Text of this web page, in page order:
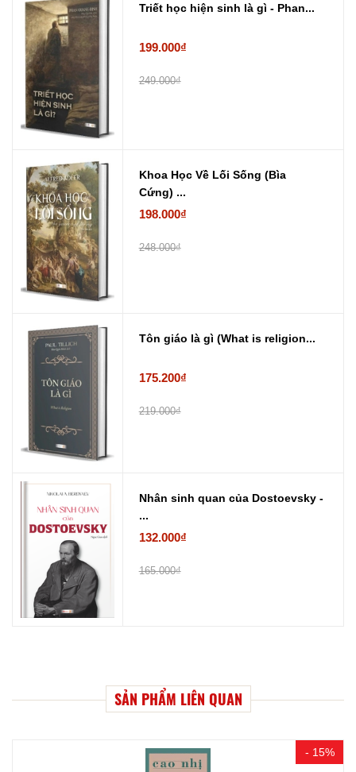
Triết học hiện sinh là gì - Phan...
199.000₫
249.000₫
Khoa Học Về Lối Sống (Bìa
Cứng) ...
198.000₫
248.000₫
Tôn giáo là gì (What is religion...
175.200₫
219.000₫
Nhân sinh quan của Dostoevsky -
...
132.000₫
165.000₫
SẢN PHẨM LIÊN QUAN
- 15%